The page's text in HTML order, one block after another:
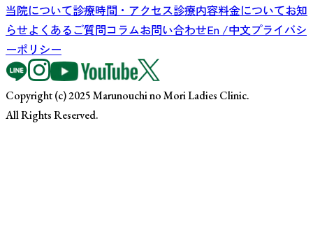
当院について診療時間・アクセス診療内容料金についてお知
らせよくあるご質問コラムお問い合わせEn /中文プライバシ
ーポリシー
Copyright (c) 2025 Marunouchi no Mori Ladies Clinic.
All Rights Reserved.